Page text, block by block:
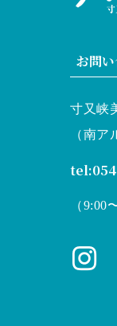
お問
寸又峡
（南ア
（9:00